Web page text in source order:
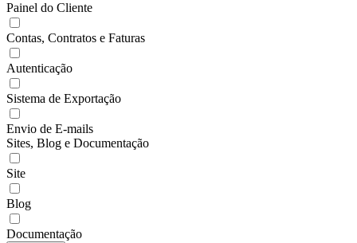
Painel do Cliente
Contas, Contratos e Faturas
Autenticação
Sistema de Exportação
Envio de E-mails
Sites, Blog e Documentação
Site
Blog
Documentação